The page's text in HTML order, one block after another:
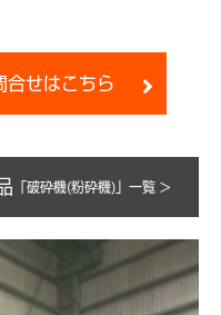
合せはこちら
「破砕機(粉砕機)」一覧 >